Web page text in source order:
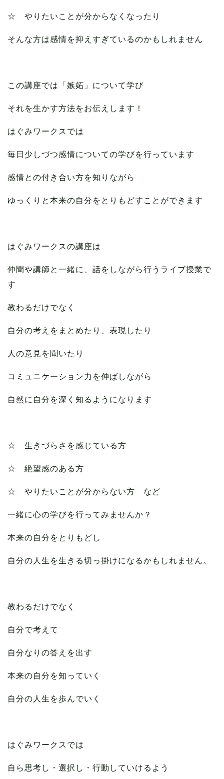
☆ やりたいことが分からなくなったり
そんな方は感情を抑えすぎているのかもしれません
この講座では「嫉妬」について学び
それを生かす方法をお伝えします！
はぐみワークスでは
毎日少しづつ感情についての学びを行っています
感情との付き合い方を知りながら
ゆっくりと本来の自分をとりもどすことができます
はぐみワークスの講座は
仲間や講師と一緒に、話をしながら行うライブ授業で
す
教わるだけでなく
自分の考えをまとめたり、表現したり
人の意見を聞いたり
コミュニケーション力を伸ばしながら
自然に自分を深く知るようになります
☆ 生きづらさを感じている方
☆ 絶望感のある方
☆ やりたいことが分からない方 など
一緒に心の学びを行ってみませんか？
本来の自分をとりもどし
自分の人生を生きる切っ掛けになるかもしれません。
教わるだけでなく
自分で考えて
自分なりの答えを出す
本来の自分を知っていく
自分の人生を歩んでいく
はぐみワークスでは
自ら思考し・選択し・行動していけるよう